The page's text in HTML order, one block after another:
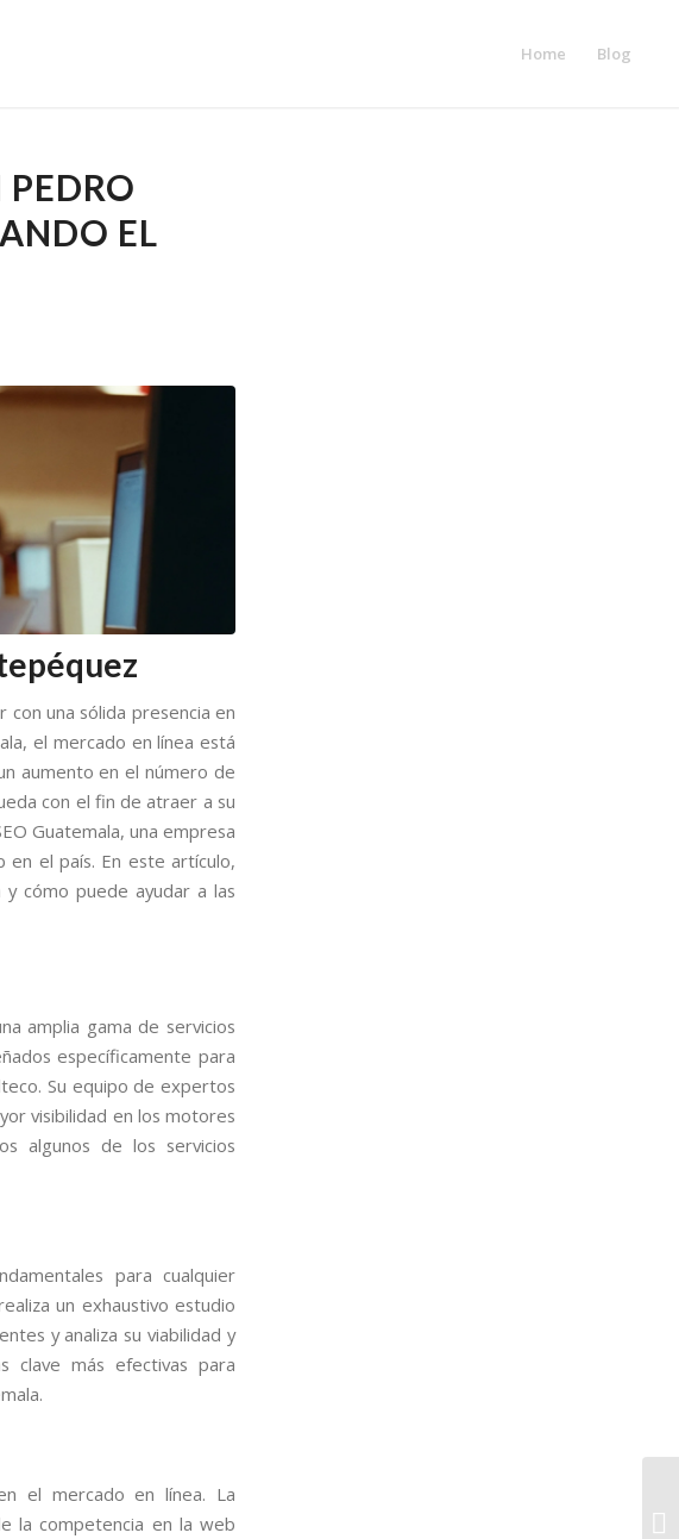
Home Blog
EL
con una sólida presencia en
el mercado en línea está
aumento en el número de
con el fin de atraer a su
Guatemala, una empresa
en el país. En este artículo,
cómo puede ayudar a las
amplia gama de servicios
específicamente para
Su equipo de expertos
visibilidad en los motores
algunos de los servicios
para cualquier
un exhaustivo estudio
y analiza su viabilidad y
clave más efectivas para
el mercado en línea. La
la competencia en la web